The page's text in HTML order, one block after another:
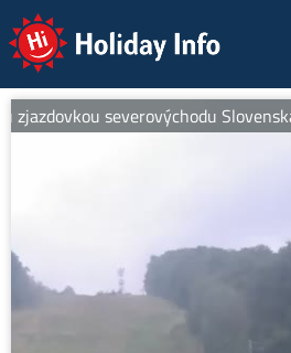
Holiday Info
severovýchodu